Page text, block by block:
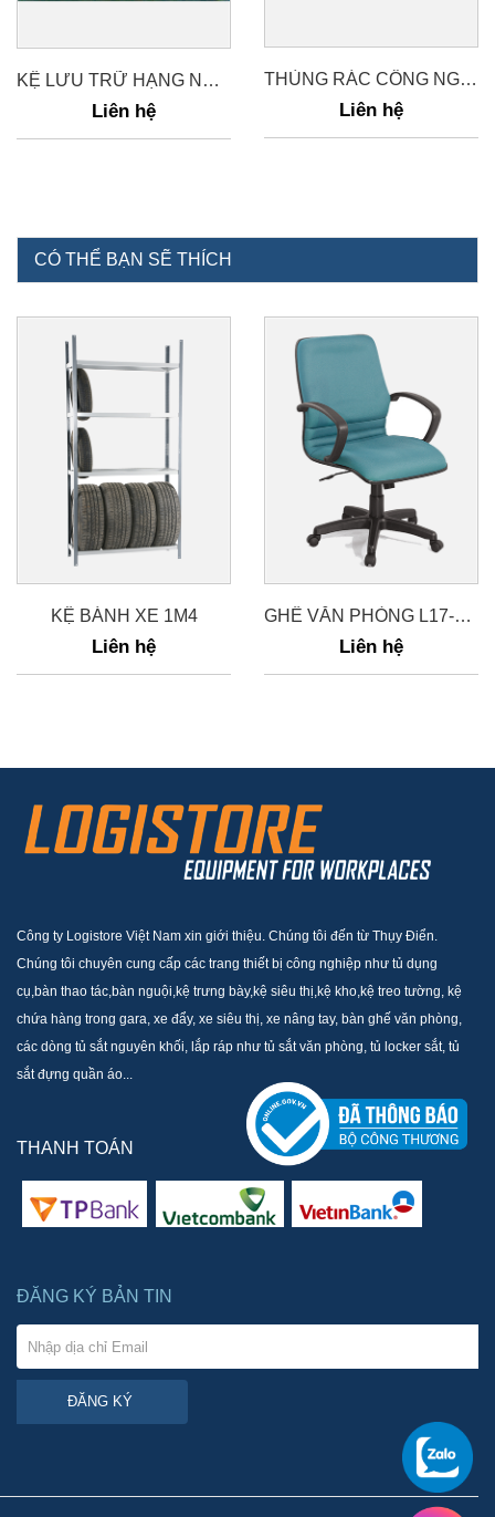
KỆ LƯU TRỮ HẠNG NẶNG
Liên hệ
THÙNG RÁC CÔNG NGHIỆP 300LÍT T3
Liên hệ
CÓ THỂ BẠN SẼ THÍCH
KỆ BÁNH XE 1M4
Liên hệ
GHẾ VĂN PHÒNG L17-GX12.1N
Liên hệ
Công ty Logistore Việt Nam xin giới thiệu. Chúng tôi đến từ Thụy Điển.
Chúng tôi chuyên cung cấp các trang thiết bị công nghiệp như tủ dụng
cụ,bàn thao tác,bàn nguội,kệ trưng bày,kệ siêu thị,kệ kho,kệ treo tường, kệ
chứa hàng trong gara, xe đẩy, xe siêu thị, xe nâng tay, bàn ghế văn phòng,
các dòng tủ sắt nguyên khối, lắp ráp như tủ sắt văn phòng, tủ locker sắt, tủ
sắt đựng quần áo...
THANH TOÁN
ĐĂNG KÝ BẢN TIN
ĐĂNG KÝ